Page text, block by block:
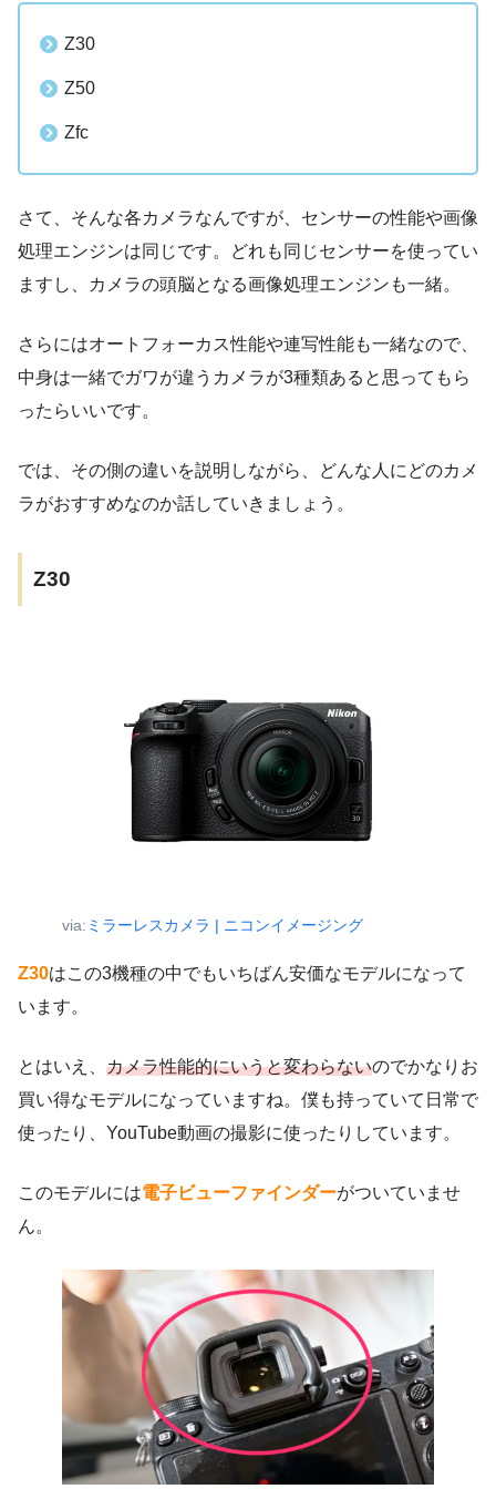
Z30
Z50
Zfc
さて、そんな各カメラなんですが、センサーの性能や画像
処理エンジンは同じです。どれも同じセンサーを使ってい
ますし、カメラの頭脳となる画像処理エンジンも一緒。
さらにはオートフォーカス性能や連写性能も一緒なので、
中身は一緒でガワが違うカメラが3種類あると思ってもら
ったらいいです。
では、その側の違いを説明しながら、どんな人にどのカメ
ラがおすすめなのか話していきましょう。
Z30
via: ミラーレスカメラ | ニコンイメージング
Z30はこの3機種の中でもいちばん安価なモデルになって
います。
とはいえ、 カメラ性能的にいうと変わらないのでかなりお
買い得なモデルになっていますね。僕も持っていて日常で
使ったり、YouTube動画の撮影に使ったりしています。
このモデルには電子ビューファインダーがついていませ
ん。